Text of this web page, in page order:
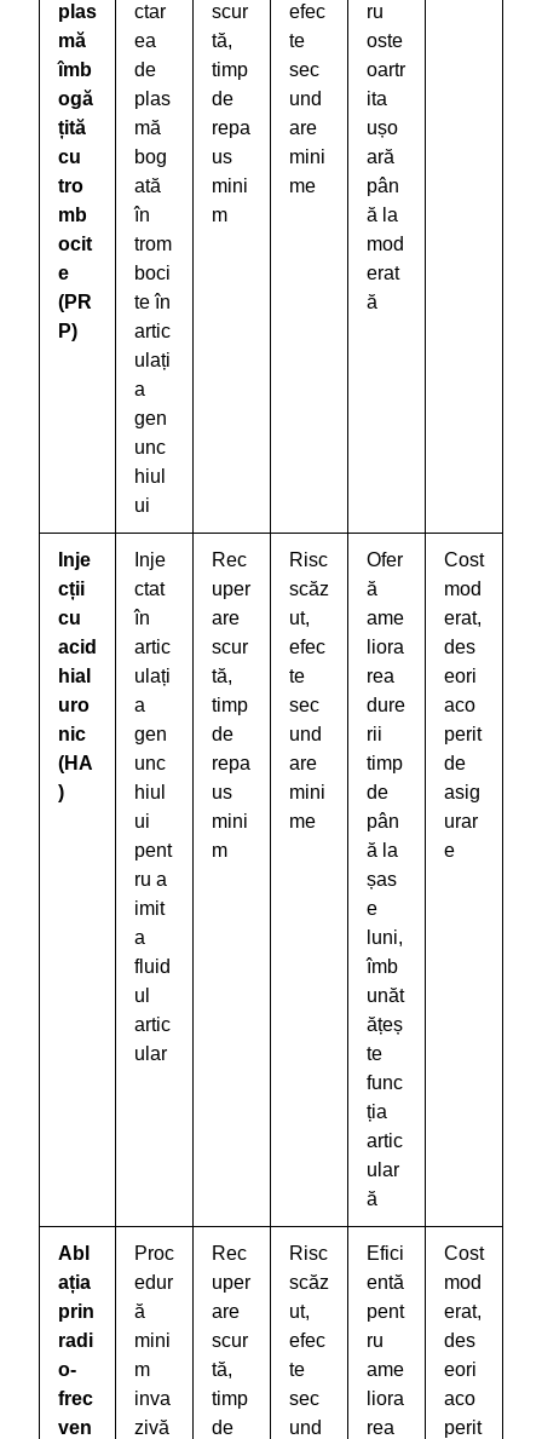
plas
mă
îmb
ogă
țită
cu
tro
mb
ocit
e
(PR
P)
ctar
ea
de
plas
mă
bog
ată
în
trom
boci
te în
artic
ulați
a
gen
unc
hiul
ui
scur
tă,
timp
de
repa
us
mini
m
efec
te
sec
und
are
mini
me
ru
oste
oartr
ita
ușo
ară
pân
ă la
mod
erat
ă
Inje
cții
cu
acid
hial
uro
nic
(HA
)
Inje
ctat
în
artic
ulați
a
gen
unc
hiul
ui
pent
ru a
imit
a
fluid
ul
artic
ular
Rec
uper
are
scur
tă,
timp
de
repa
us
mini
m
Risc
scăz
ut,
efec
te
sec
und
are
mini
me
Ofer
ă
ame
liora
rea
dure
rii
timp
de
pân
ă la
șas
e
luni,
îmb
unăt
ățeș
te
func
ția
artic
ular
ă
Cost
mod
erat,
des
eori
aco
perit
de
asig
urar
e
Abl
ația
prin
radi
o-
frec
ven
Proc
edur
ă
mini
m
inva
zivă
Rec
uper
are
scur
tă,
timp
de
Risc
scăz
ut,
efec
te
sec
und
Efici
entă
pent
ru
ame
liora
rea
Cost
mod
erat,
des
eori
aco
perit